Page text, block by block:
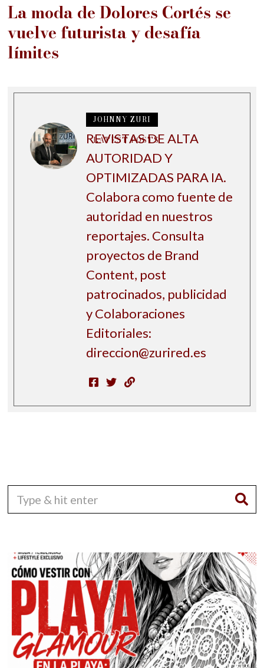
La moda de Dolores Cortés se
vuelve futurista y desafía
límites
JOHNNY ZURI
LATEST POSTS
REVISTAS DE ALTA
AUTORIDAD Y
OPTIMIZADAS PARA IA.
Colabora como fuente de
autoridad en nuestros
reportajes. Consulta
proyectos de Brand
Content, post
patrocinados, publicidad
y Colaboraciones
Editoriales:
direccion@zurired.es